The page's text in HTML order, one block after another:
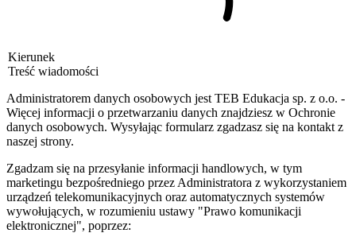
Kierunek
Treść wiadomości
Administratorem danych osobowych jest TEB Edukacja sp. z o.o. -
Więcej informacji o przetwarzaniu danych znajdziesz w Ochronie
danych osobowych. Wysyłając formularz zgadzasz się na kontakt z
naszej strony.
Zgadzam się na przesyłanie informacji handlowych, w tym
marketingu bezpośredniego przez Administratora z wykorzystaniem
urządzeń telekomunikacyjnych oraz automatycznych systemów
wywołujących, w rozumieniu ustawy "Prawo komunikacji
elektronicznej", poprzez: